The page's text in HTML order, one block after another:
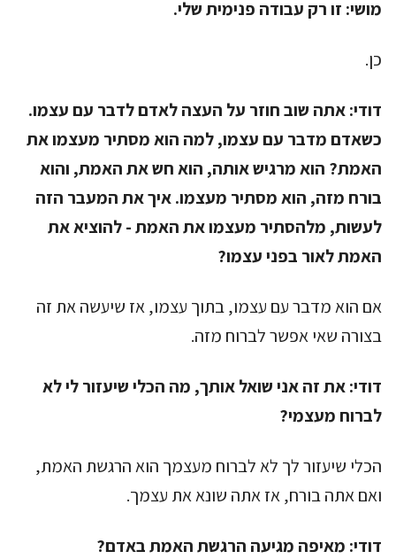
מושי: זו רק עבודה פנימית שלי.
כן.
דודי:אתה שוב חוזר על העצה לאדם לדבר עם עצמו.
כשאדם מדבר עם עצמו, למה הוא מסתיר מעצמו את
האמת? הוא מרגיש אותה, הוא חש את האמת, והוא
בורח מזה, הוא מסתיר מעצמו. איך את המעבר הזה
לעשות, מלהסתיר מעצמו את האמת - להוציא את
האמת לאור בפני עצמו?
אם הוא מדבר עם עצמו, בתוך עצמו, אז שיעשה את זה
בצורה שאי אפשר לברוח מזה.
דודי:את זה אני שואל אותך, מה הכלי שיעזור לי לא
לברוח מעצמי?
הכלי שיעזור לך לא לברוח מעצמך הוא הרגשת האמת,
ואם אתה בורח, אז אתה שונא את עצמך.
דודי: מאיפה מגיעה הרגשת האמת באדם?